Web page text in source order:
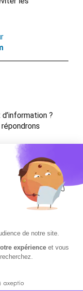
?
Plan du site
de conformité et